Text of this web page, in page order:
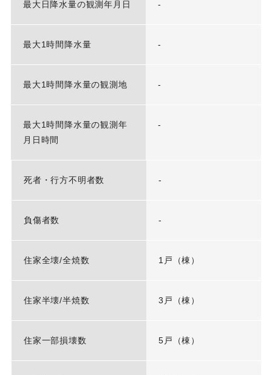
最大日降水量の観測年月日 -
最大1時間降水量 -
最大1時間降水量の観測地 -
最大1時間降水量の観測年
月日時間
-
死者・行方不明者数 -
負傷者数 -
住家全壊/全焼数 1戸（棟）
住家半壊/半焼数 3戸（棟）
住家一部損壊数 5戸（棟）